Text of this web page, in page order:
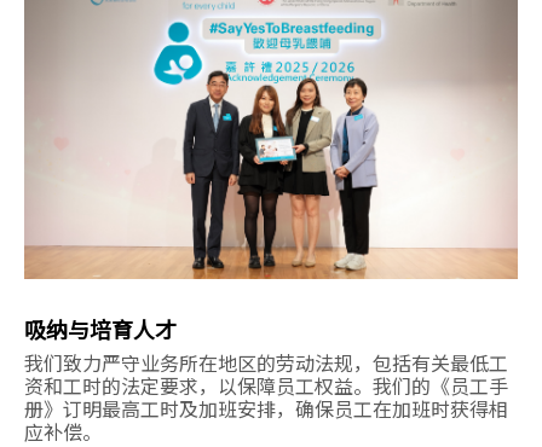
吸纳与培育人才
我们致力严守业务所在地区的劳动法规，包括有关最低工
资和工时的法定要求，以保障员工权益。我们的《员工手
册》订明最高工时及加班安排，确保员工在加班时获得相
应补偿。